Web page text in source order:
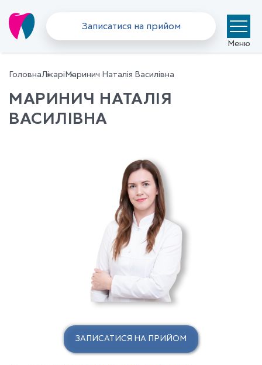
Записатися на прийом
Меню
ГоловнаЛікарі Маринич Наталія Василівна
МАРИНИЧ НАТАЛІЯ
ВАСИЛІВНА
ЗАПИСАТИСЯ НА ПРИЙОМ